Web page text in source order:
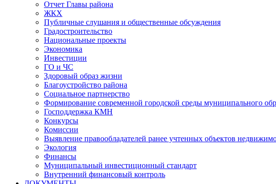
Отчет Главы района
ЖКХ
Публичные слушания и общественные обсуждения
Градостроительство
Национальные проекты
Экономика
Инвестиции
ГО и ЧС
Здоровый образ жизни
Благоустройство района
Социальное партнерство
Формирование современной городской среды муниципального
Господдержка КМН
Конкурсы
Комиссии
Выявление правообладателей ранее учтенных объектов
Экология
Финансы
Муниципальный инвестиционный стандарт
Внутренний финансовый контроль